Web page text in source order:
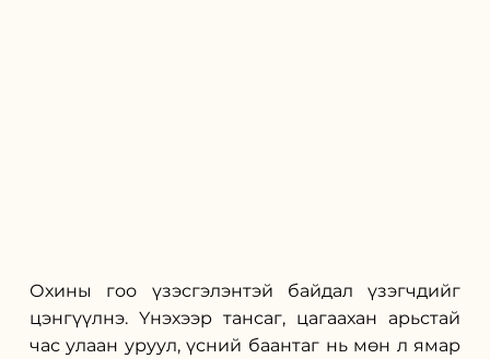
Охины гоо үзэсгэлэнтэй байдал үзэгчдийг
цэнгүүлнэ. Үнэхээр тансаг, цагаахан арьстай
час улаан уруул, үсний баантаг нь мөн л ямар